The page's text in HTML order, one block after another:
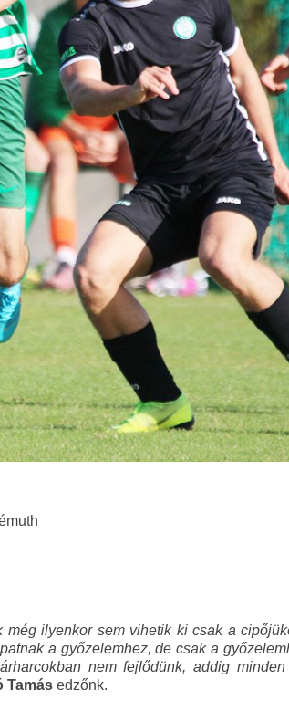
ilyenkor sem vihetik ki csak a
a győzelemhez, de csak a
nem fejlődünk, addig
Tamás edzőnk.